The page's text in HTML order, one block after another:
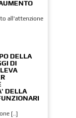
all'attenzione
DELLA
DI
DELLA
[..]